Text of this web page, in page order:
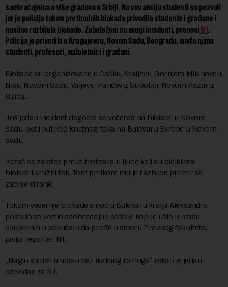
saobraćajnica u više gradova u Srbiji. Na ovu akciju studenti su pozvali
jer je policija tokom prethodnih blokada privodila studente i građane i
nasilno razbijala blokade. Zabeleženi su manji incidenti, prenosi N1.
Policija je privodila u Kragujevcu, Novom Sadu, Beogradu, među njima
studenti, profesori, maloletnici i građani.
Blokade su organizovane u Čačku, Kraljevu, Gornjem Milanovcu,
Nišu, Novom Sadu, Valjevu, Pančevu, Subotici, Novom Pazaru,
Užicu…
Još jedan incident dogodio se večeras na blokadi u Novom
Sadu, ovaj put kod kružnog toka na Bulevaru Evrope u Novom
Sadu.
Vozač se zaleteo preko trotoara u ljude koji su biciklima
blokirali kružni tok. Tom prilikom mu je razbijen prozor sa
zadnje strane.
Tokom večernje blokade sinoć u Bulevaru kralja Aleksandra
pojavilo se vozilo saobraćajne policije koje je ušlo u masu
okupljenih u pokušaju da prođe u smeru Pravnog fakulteta,
javlja reporter N1.
„Naglo su ušli u masu bez ikakvog razloga“, rekao je jedan
očevidac za N1.